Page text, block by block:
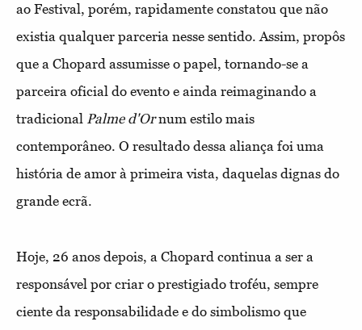
ao Festival, porém, rapidamente constatou que não
existia qualquer parceria nesse sentido. Assim, propôs
que a Chopard assumisse o papel, tornando-se a
parceira oficial do evento e ainda reimaginando a
tradicional Palme d'Ornum estilo mais
contemporâneo. O resultado dessa aliança foi uma
história de amor à primeira vista, daquelas dignas do
grande ecrã.
Hoje, 26 anos depois, a Chopard continua a ser a
responsável por criar o prestigiado troféu, sempre
ciente da responsabilidade e do simbolismo que